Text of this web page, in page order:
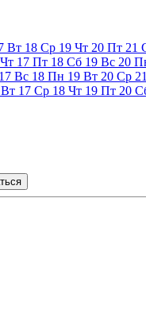
Вт 18 Ср 19 Чт 20 Пт 21
Чт 17 Пт 18 Сб 19 Вс 20
17 Вс 18 Пн 19 Вт 20 Ср 21
Вт 17 Ср 18 Чт 19 Пт 20